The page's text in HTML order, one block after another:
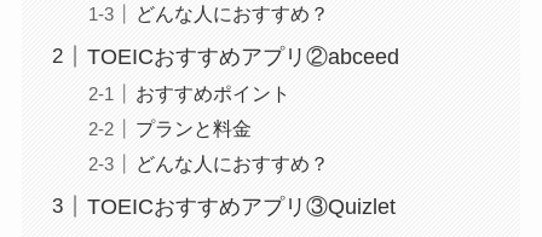
どんな人におすすめ？
TOEICおすすめアプリ②abceed
おすすめポイント
プランと料金
どんな人におすすめ？
TOEICおすすめアプリ③Quizlet